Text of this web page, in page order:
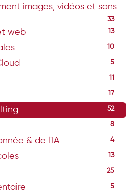
images, vidéos et sons
33
web 13
10
5
17
52
8
& de l'IA 4
13
25
5